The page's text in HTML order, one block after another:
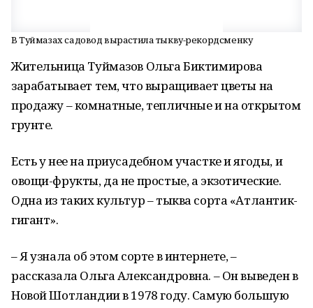
В Туймазах садовод вырастила тыкву-рекордсменку
Жительница Туймазов Ольга Биктимирова
зарабатывает тем, что выращивает цветы на
продажу – комнатные, тепличные и на открытом
грунте.
Есть у нее на приусадебном участке и ягоды, и
овощи-фрукты, да не простые, а экзотические.
Одна из таких культур – тыква сорта «Атлантик-
гигант».
– Я узнала об этом сорте в интернете, –
рассказала Ольга Александровна. – Он выведен в
Новой Шотландии в 1978 году. Самую большую